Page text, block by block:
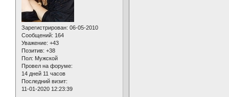
Зарегистрирован: 06-05-2010
Сообщений: 164
Уважение: +43
Позитив: +38
Пол: Мужской
Провел на форуме:
14 дней 11 часов
Последний визит:
11-01-2020 12:23:39